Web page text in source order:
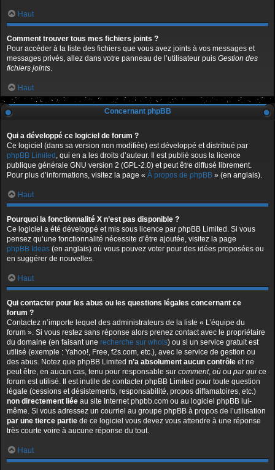
Haut
Comment trouver tous mes fichiers joints ?
Pour accéder à la liste des fichiers que vous avez joints à vos messages et
messages privés, allez dans votre panneau de l’utilisateur puis Gestion des
fichiers joints.
Haut
Concernant phpBB
Qui a développé ce logiciel de forum ?
Ce logiciel (dans sa version non modifiée) est développé et distribué par
phpBB Limited , qui en a les droits d’auteur. Il est publié sous la licence
publique générale GNU version 2 (GPL-2.0) et peut être diffusé librement.
Pour plus d’informations, visitez la page « À propos de phpBB » (en anglais).
Haut
Pourquoi la fonctionnalité X n’est pas disponible ?
Ce logiciel a été développé et mis sous licence par phpBB Limited. Si vous
pensez qu’une fonctionnalité nécessite d’être ajoutée, visitez la page
phpBB Ideas (en anglais) où vous pouvez voter pour des idées proposées ou
en suggérer de nouvelles.
Haut
Qui contacter pour les abus ou les questions légales concernant ce
forum ?
Contactez n’importe lequel des administrateurs de la liste « L’équipe du
forum ». Si vous restez sans réponse alors prenez contact avec le propriétaire
du domaine (en faisant une recherche sur whois) ou si un service gratuit est
utilisé (exemple : Yahoo!, Free, f2s.com, etc.), avec le service de gestion ou
des abus. Notez que phpBB Limited n’a absolument aucun contrôle et ne
peut être, en aucun cas, tenu pour responsable sur comment, où ou par qui ce
forum est utilisé. Il est inutile de contacter phpBB Limited pour toute question
légale (cessions et désistements, responsabilité, propos diffamatoires, etc.)
non directement liée au site Internet phpbb.com ou au logiciel phpBB lui-
même. Si vous adressez un courriel au groupe phpBB à propos de l’utilisation
par une tierce partie de ce logiciel vous devez vous attendre à une réponse
très courte voire à aucune réponse du tout.
Haut